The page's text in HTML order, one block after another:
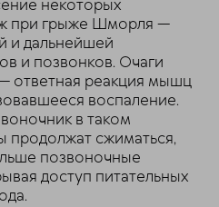
некоторых
при грыже Шморля —
и дальнейшей
и позвонков. Очаги
ответная реакция мышц
воспаление.
в таком
продолжат сжиматься,
позвоночные
доступ питательных